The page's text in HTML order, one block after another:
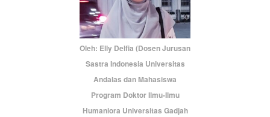
Oleh: Elly Delfia (Dosen Jurusan
Sastra Indonesia Universitas
Andalas dan Mahasiswa
Program Doktor Ilmu-Ilmu
Humaniora Universitas Gadjah